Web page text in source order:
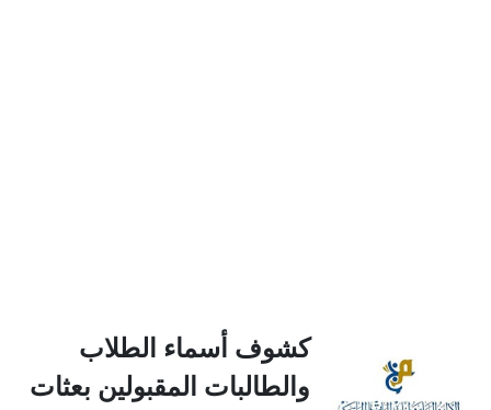
كشوف أسماء الطلاب
والطالبات المقبولين بعثات